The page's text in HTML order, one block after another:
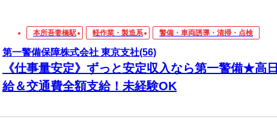
本所吾妻橋駅 軽作業・製造系 警備・車両誘導・清掃・点検
第一警備保障株式会社 東京支社(56)
《仕事量安定》ずっと安定収入なら第一警備★高日
給＆交通費全額支給！未経験OK